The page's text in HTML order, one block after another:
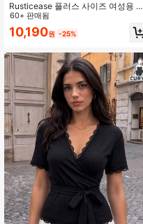
Rusticease 플러스 사이즈 여성용 홀
로우 자수 라운드 넥 반팔 캐주얼 셔츠
60+ 판매됨
10,190원 -25%